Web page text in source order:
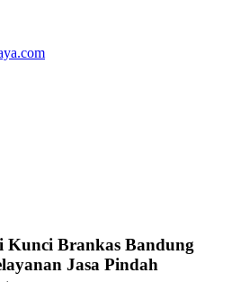
Kunci Brankas Bandung
Jasa Pindah